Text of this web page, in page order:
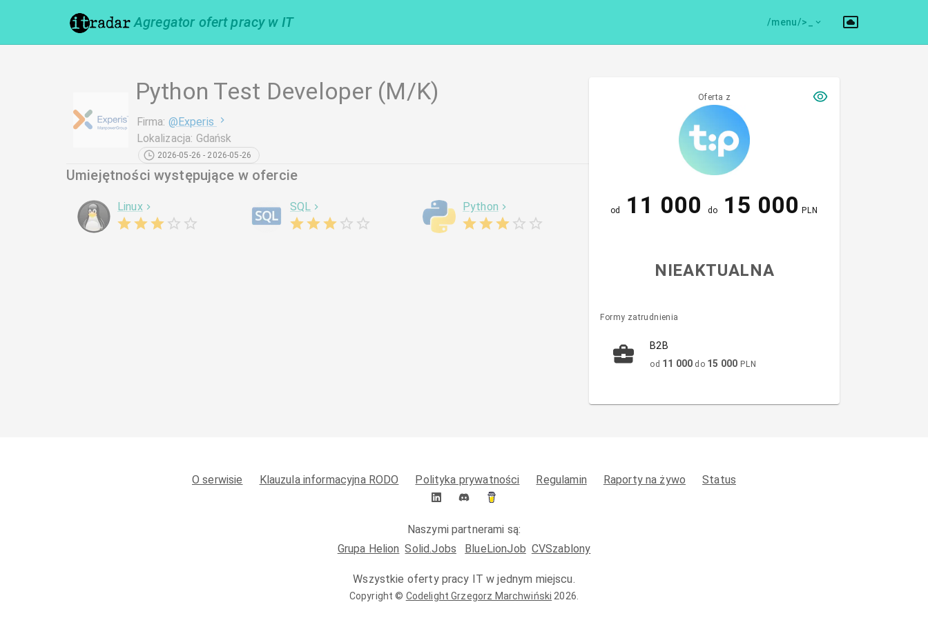
Agregator ofert pracy w IT /menu/>
Python Test Developer (M/K)
Firma: @Experis
Lokalizacja: Gdańsk
2026-05-26 - 2026-05-26
Umiejętności występujące w ofercie
Linux SQL Python
Oferta z
od 11 000 do 15 000 PLN
NIEAKTUALNA
Formy zatrudnienia
B2B
od 11 000 do 15 000 PLN
O serwisie Klauzula informacyjna RODO Polityka prywatności Regulamin Raporty na żywo Status
Naszymi partnerami są:
Grupa Helion Solid.Jobs BlueLionJob CVSzablony
Wszystkie oferty pracy IT w jednym miejscu.
Copyright © Codelight Grzegorz Marchwiński 2026.